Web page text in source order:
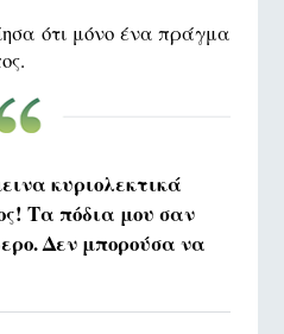
ότι μόνο ένα πράγμα
κυριολεκτικά
Τα πόδια μου σαν
Δεν μπορούσα να